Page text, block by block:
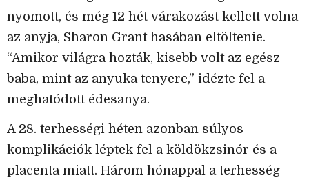
nyomott, és még 12 hét várakozást kellett volna
az anyja, Sharon Grant hasában eltöltenie.
“Amikor világra hozták, kisebb volt az egész
baba, mint az anyuka tenyere,” idézte fel a
meghatódott édesanya.
A 28. terhességi héten azonban súlyos
komplikációk léptek fel a köldökzsinór és a
placenta miatt. Három hónappal a terhesség